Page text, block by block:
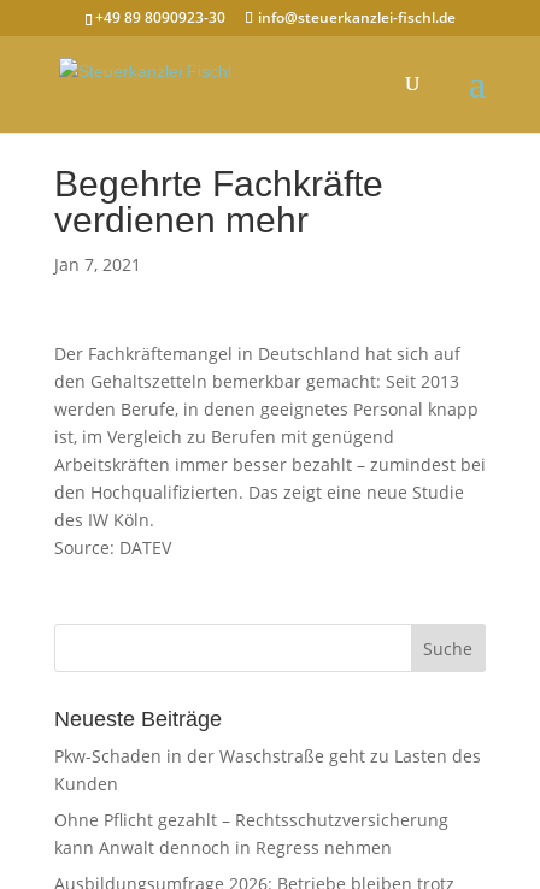
+49 89 8090923-30 info@steuerkanzlei-fischl.de
Begehrte Fachkräfte
verdienen mehr
Jan 7, 2021
Der Fachkräftemangel in Deutschland hat sich auf
den Gehaltszetteln bemerkbar gemacht: Seit 2013
werden Berufe, in denen geeignetes Personal knapp
ist, im Vergleich zu Berufen mit genügend
Arbeitskräften immer besser bezahlt – zumindest bei
den Hochqualifizierten. Das zeigt eine neue Studie
des IW Köln.
Source: DATEV
Neueste Beiträge
Pkw-Schaden in der Waschstraße geht zu Lasten des
Kunden
Ohne Pflicht gezahlt – Rechtsschutzversicherung
kann Anwalt dennoch in Regress nehmen
Ausbildungsumfrage 2026: Betriebe bleiben trotz